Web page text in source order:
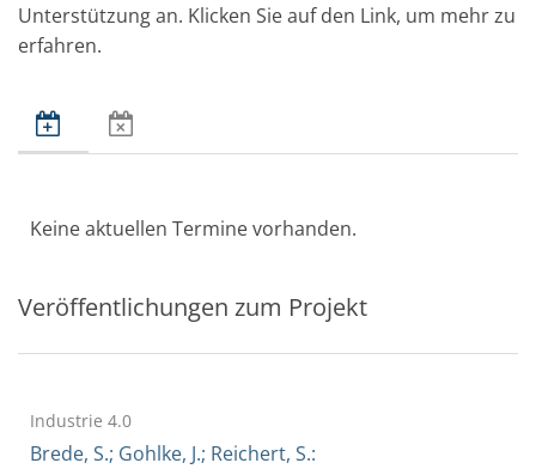
Unterstützung an. Klicken Sie auf den Link, um mehr zu
erfahren.
Keine aktuellen Termine vorhanden.
Veröffentlichungen zum Projekt
Industrie 4.0
Brede, S.; Gohlke, J.; Reichert, S.: